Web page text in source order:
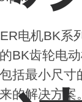
电机BK系
BK齿轮电
括最小尺寸
的解决方案